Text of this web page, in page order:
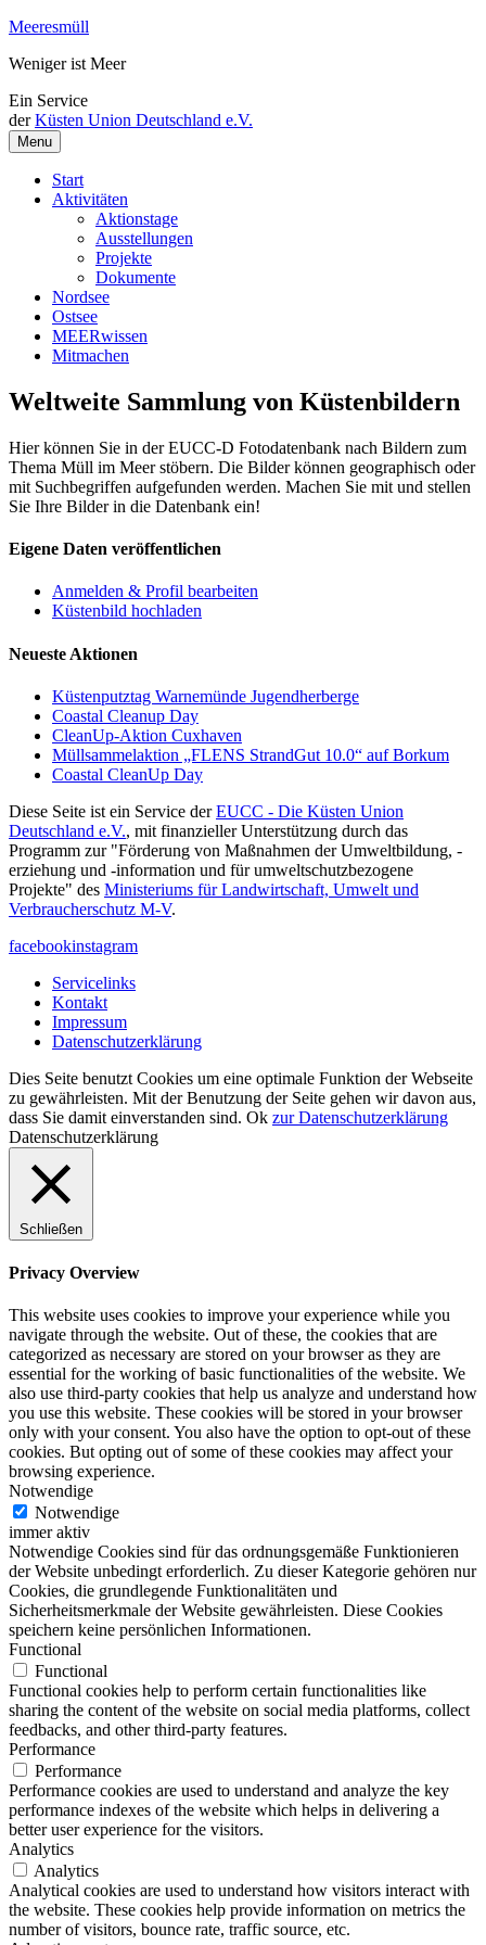
Weiter
Inhalt
Meeresmüll
Weniger ist Meer
Ein Service
derKüsten Union Deutschland e.V.
Menu
Start
Aktivitäten
Aktionstage
Ausstellungen
Projekte
Dokumente
Nordsee
Ostsee
MEERwissen
Mitmachen
Weltweite Sammlung von Küstenbildern
Hier können Sie in der EUCC-D Fotodatenbank nach Bildern zum
Thema Müll im Meer stöbern. Die Bilder können geographisch oder
mit Suchbegriffen aufgefunden werden. Machen Sie mit und stellen
Sie Ihre Bilder in die Datenbank ein!
Eigene Daten veröffentlichen
Anmelden & Profil bearbeiten
Küstenbild hochladen
Neueste Aktionen
Küstenputztag Warnemünde Jugendherberge
Coastal Cleanup Day
CleanUp-Aktion Cuxhaven
Müllsammelaktion „FLENS StrandGut 10.0“ auf Borkum
Coastal CleanUp Day
Diese Seite ist ein Service derEUCC - Die Küsten Union
Deutschland e.V., mit finanzieller Unterstützung durch das
Programm zur "Förderung von Maßnahmen der Umweltbildung, -
erziehung und -information und für umweltschutzbezogene
Projekte" des Ministeriums für Landwirtschaft, Umwelt und
Verbraucherschutz M-V.
facebookinstagram
Servicelinks
Kontakt
Impressum
Datenschutzerklärung
Dies Seite benutzt Cookies um eine optimale Funktion der Webseite
zu gewährleisten. Mit der Benutzung der Seite gehen wir davon aus,
dass Sie damit einverstanden sind. Ok zur Datenschutzerklärung
Datenschutzerklärung
Schließen
Privacy Overview
This website uses cookies to improve your experience while you
navigate through the website. Out of these, the cookies that are
categorized as necessary are stored on your browser as they are
essential for the working of basic functionalities of the website. We
also use third-party cookies that help us analyze and understand how
you use this website. These cookies will be stored in your browser
only with your consent. You also have the option to opt-out of these
cookies. But opting out of some of these cookies may affect your
browsing experience.
Notwendige
Notwendige
immer aktiv
Notwendige Cookies sind für das ordnungsgemäße Funktionieren
der Website unbedingt erforderlich. Zu dieser Kategorie gehören nur
Cookies, die grundlegende Funktionalitäten und
Sicherheitsmerkmale der Website gewährleisten. Diese Cookies
speichern keine persönlichen Informationen.
Functional
Functional
Functional cookies help to perform certain functionalities like
sharing the content of the website on social media platforms, collect
feedbacks, and other third-party features.
Performance
Performance
Performance cookies are used to understand and analyze the key
performance indexes of the website which helps in delivering a
better user experience for the visitors.
Analytics
Analytics
Analytical cookies are used to understand how visitors interact with
the website. These cookies help provide information on metrics the
number of visitors, bounce rate, traffic source, etc.